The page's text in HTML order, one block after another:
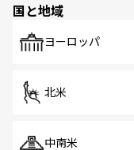
で、ホーカ
国と地域
ヨーロッパ
北米
中南米